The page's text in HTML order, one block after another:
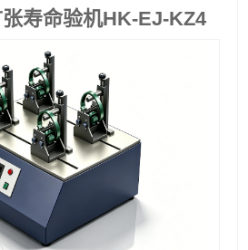
寿命验机HK-EJ-KZ4